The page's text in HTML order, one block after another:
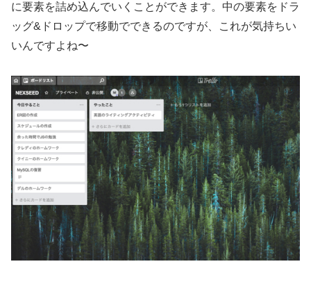
に要素を詰め込んでいくことができます。中の要素をドラ
ッグ&ドロップで移動でできるのですが、これが気持ちい
いんですよね〜